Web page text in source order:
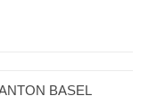
BASEL